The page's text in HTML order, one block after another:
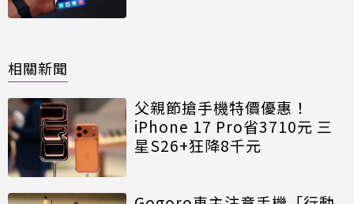
相關新聞
父親節搶手機特價優惠！
iPhone 17 Pro省3710元 三
星S26+狂降8千元